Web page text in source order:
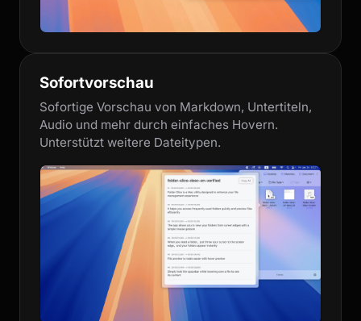
Sofortvorschau
Sofortige Vorschau von Markdown, Untertiteln,
Audio und mehr durch einfaches Hovern.
Unterstützt weitere Dateitypen.